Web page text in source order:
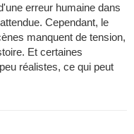
erreur humaine dans
Cependant, le
manquent de tension,
Et certaines
réalistes, ce qui peut